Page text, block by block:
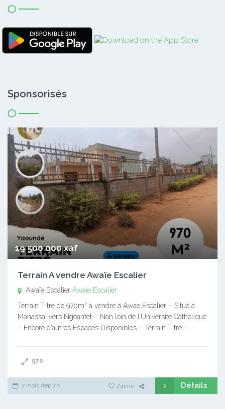
Sponsorisés
19 500 000 xaf
Terrain A vendre Awaïe Escalier
Awaïe Escalier Awaïe Escalier
Terrain Titré de 970m² à vendre à Awae Escalier – Situé à
Manassa, vers Ngoantet – Non loin de l’Université Catholique
– Encore d’autres Espaces Disponibles – Terrain Titré –…
970
7 mois depuis J'aime Détails